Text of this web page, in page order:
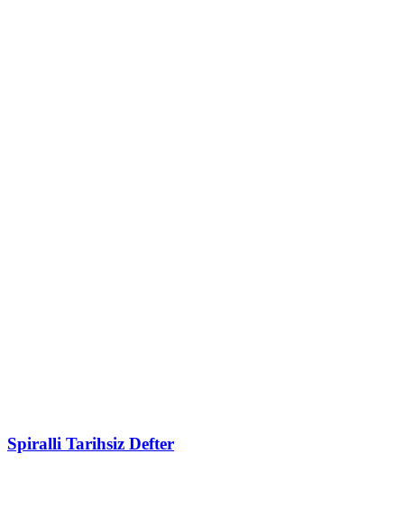
Spiralli Tarihsiz Defter